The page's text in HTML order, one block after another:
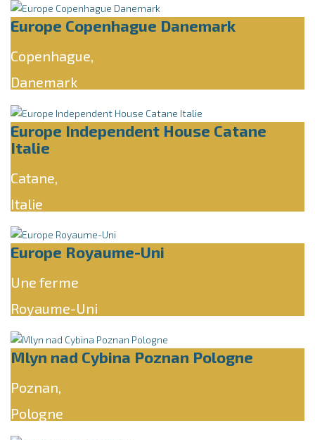
Europe Copenhague Danemark
Copenhague,
Danemark
Europe Independent House Catane
Italie
Catane,
Italie
Europe Royaume-Uni
Une ferme
Royaume-Uni
Mlyn nad Cybina Poznan Pologne
Poznan,
Pologne